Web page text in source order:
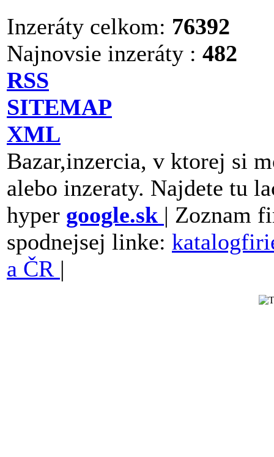
Inzeráty celkom: 76392
Najnovsie inzeráty : 482
RSS
SITEMAP
XML
Bazar,inzercia, v ktorej si
alebo inzeraty. Najdete tu
hyper google.sk | Zoznam
spodnejsej linke:
a ČR |